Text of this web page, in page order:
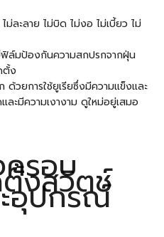
ละลาย ไม่บิด ไม่งอ ไม่เบี้ยว ไม่
ล์มป้องกันความสกปรกจากฝุ่น
ตั้ง
ด้วยการใช้ยูเรียซึ่งมีความแข็งและ
ะมีความเงางาม ดูใหม่อยู่เสมอ
ครอบ
งสวิตช์
อุปกรณ์